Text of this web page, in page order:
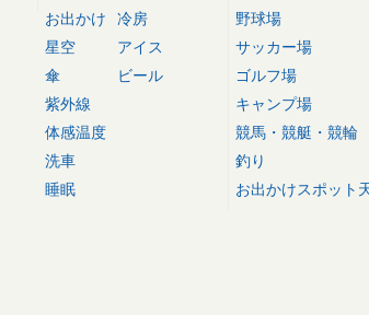
お出かけ
星空
傘
紫外線
体感温度
洗車
睡眠
冷房
アイス
ビール
野球場
サッカー場
ゴルフ場
キャンプ場
競馬・競艇・競輪
釣り
お出かけスポット